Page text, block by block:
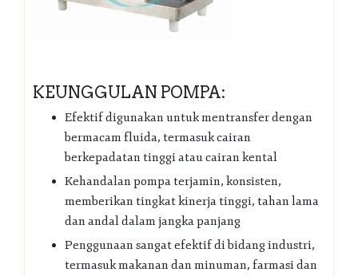
KEUNGGULAN POMPA:
Efektif digunakan untuk mentransfer dengan
bermacam fluida, termasuk cairan
berkepadatan tinggi atau cairan kental
Kehandalan pompa terjamin, konsisten,
memberikan tingkat kinerja tinggi, tahan lama
dan andal dalam jangka panjang
Penggunaan sangat efektif di bidang industri,
termasuk makanan dan minuman, farmasi dan